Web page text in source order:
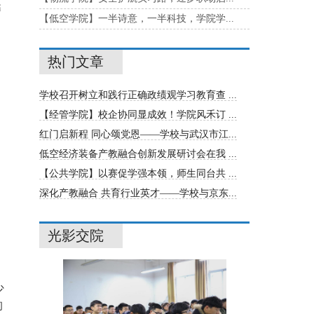
【低空学院】一半诗意，一半科技，学院学...
热门文章
学校召开树立和践行正确政绩观学习教育查 ...
【经管学院】校企协同显成效！学院风禾订 ...
红门启新程 同心颂党恩——学校与武汉市江...
低空经济装备产教融合创新发展研讨会在我 ...
【公共学院】以赛促学强本领，师生同台共 ...
深化产教融合 共育行业英才——学校与京东...
光影交院